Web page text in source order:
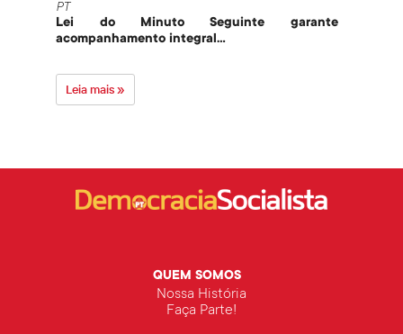
PT
Lei do Minuto Seguinte garante
acompanhamento integral...
Leia mais »
QUEM SOMOS
Nossa História
Faça Parte!